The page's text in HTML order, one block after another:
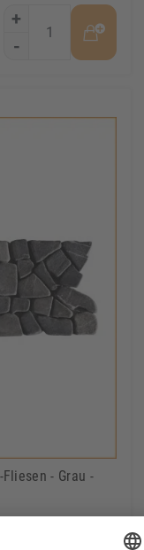
+
-
- Grau -